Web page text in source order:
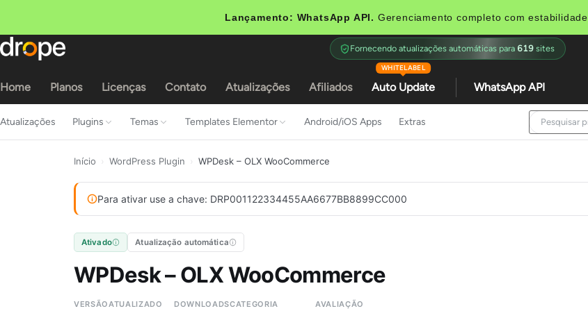
Lançamento: WhatsApp API. Gerenciamento completo com estabilidade.
Home Planos Licenças Contato Atualizações Afiliados Auto Update
WHITELABEL
WhatsApp API
Fornecendo atualizações automáticas para 619 sites
Atualizações Plugins Temas Templates Elementor Android/iOS Apps Extras
Início WordPress Plugin WPDesk – OLX WooCommerce
Para ativar use a chave: DRP001122334455AA6677BB8899CC000
Ativado Atualização automática
WPDesk – OLX WooCommerce
VERSÃOATUALIZADO DOWNLOADSCATEGORIA AVALIAÇÃO